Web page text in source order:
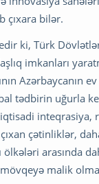
çıxara bilər.
ki, Türk
imkanları
Azərbaycanın
tədbirin uğurla
çıxan çətinliklər,
ölkələri arasında
malik